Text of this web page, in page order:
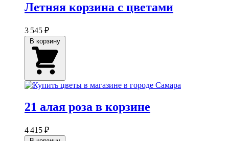
Летняя корзина с цветами
3 545 ₽
21 алая роза в корзине
4 415 ₽